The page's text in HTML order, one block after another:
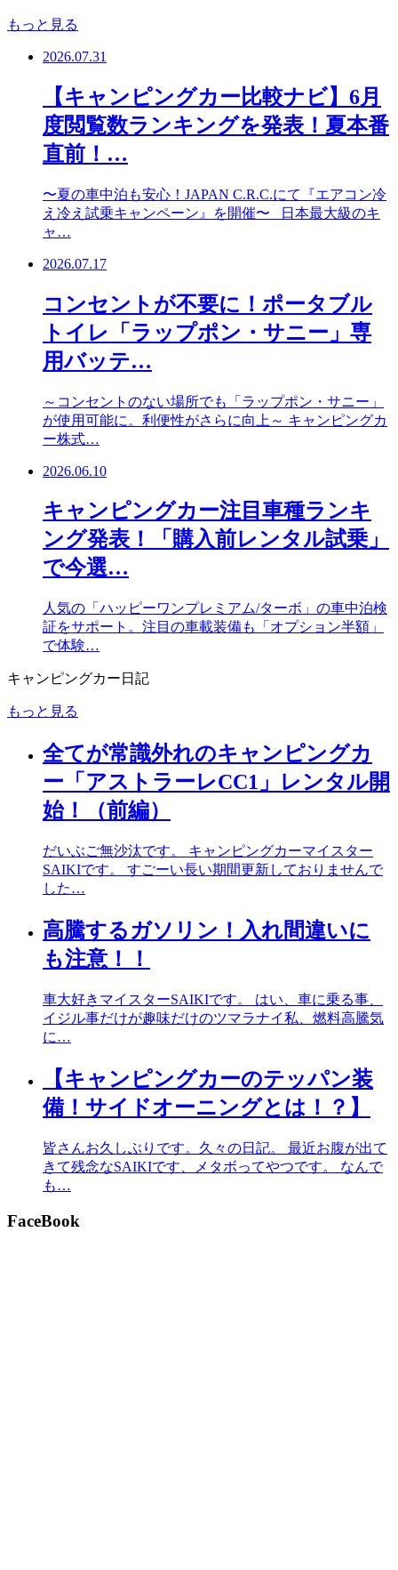
もっと見る
2026.07.31
【キャンピングカー比較ナビ】6月
度閲覧数ランキングを発表！夏本番
直前！…
〜夏の車中泊も安心！JAPAN C.R.C.にて『エアコン冷
え冷え試乗キャンペーン』を開催〜 日本最大級のキ
ャ…
2026.07.17
コンセントが不要に！ポータブル
トイレ「ラップポン・サニー」専
用バッテ…
～コンセントのない場所でも「ラップポン・サニー」
が使用可能に。利便性がさらに向上～ キャンピングカ
ー株式…
2026.06.10
キャンピングカー注目車種ランキ
ング発表！「購入前レンタル試乗」
で今選…
人気の「ハッピーワンプレミアム/ターボ」の車中泊検
証をサポート。注目の車載装備も「オプション半額」
で体験…
キャンピングカー日記
もっと見る
全てが常識外れのキャンピングカ
ー「アストラーレCC1」レンタル開
始！（前編）
だいぶご無沙汰です。 キャンピングカーマイスター
SAIKIです。 すごーい長い期間更新しておりませんで
した…
高騰するガソリン！入れ間違いに
も注意！！
車大好きマイスターSAIKIです。 はい、車に乗る事、
イジル事だけが趣味だけのツマラナイ私、燃料高騰気
に…
【キャンピングカーのテッパン装
備！サイドオーニングとは！？】
皆さんお久しぶりです。久々の日記。 最近お腹が出て
きて残念なSAIKIです、メタボってやつです。 なんで
も…
FaceBook